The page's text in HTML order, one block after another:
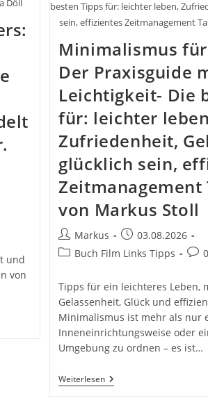
Döll
und
von
besten Tipps für: leichter leben,
sein, effizientes Zeitmanagement
Minimalismus
Der Praxisguide
Leichtigkeit- Die
für: leichter
Zufriedenheit,
glücklich sein,
Zeitmanagement
von Markus Stoll
Beitrags-
Autor:
Markus
Beitrag
veröffentlicht:
03.08.2026
Beitrags-
Buch Film Links Tipps
Tipps für ein leichteres Leben,
Gelassenheit, Glück und
Minimalismus ist mehr als nur
Inneneinrichtungsweise oder
Umgebung zu ordnen – es ist…
WeiterlesenMinimalismus
Für